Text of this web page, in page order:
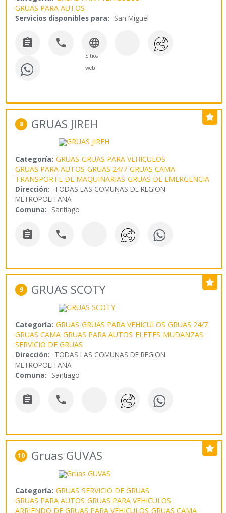
GRUAS PARA AUTOS
Servicios disponibles para: San Miguel
  
Sitios
web
8 GRUAS JIREH
Categoría: GRUAS GRUAS PARA VEHICULOS
GRUAS PARA AUTOS GRUAS 24/7 GRUAS CAMA
TRANSPORTE DE MAQUINARIAS GRUAS DE EMERGENCIA
Dirección: TODAS LAS COMUNAS DE REGION
METROPOLITANA
Comuna: Santiago
 
9 GRUAS SCOTY
Categoría: GRUAS GRUAS PARA VEHICULOS GRUAS 24/7
GRUAS CAMA GRUAS PARA AUTOS FLETES MUDANZAS
SERVICIO DE GRUAS
Dirección: TODAS LAS COMUNAS DE REGION
METROPOLITANA
Comuna: Santiago
 
10 Gruas GUVAS
Categoría: GRUAS SERVICIO DE GRUAS
GRUAS PARA AUTOS GRUAS PARA VEHICULOS
ARRIENDO DE GRUAS PARA VEHICULOS GRUAS CAMA